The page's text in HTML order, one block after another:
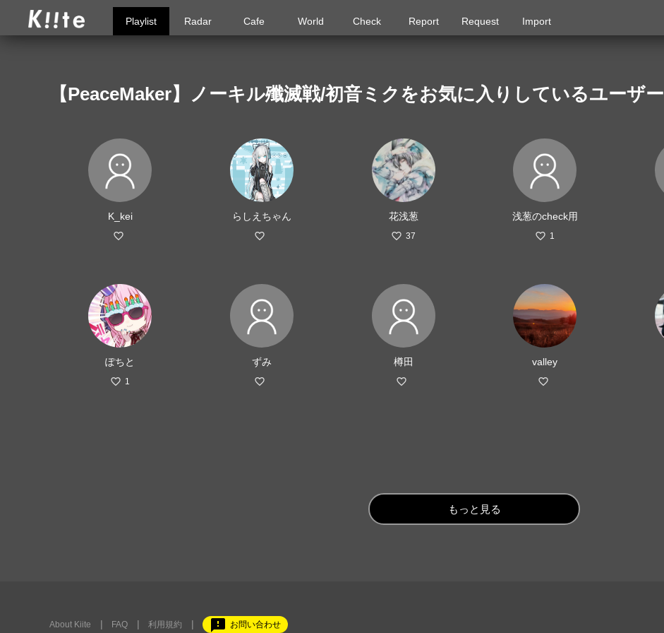
Playlist Radar Cafe World Check Report Request Import
【PeaceMaker】ノーキル殲滅戦/初音ミクをお気に入りしているユーザー
K_kei らしえちゃん 花浅葱
37
浅葱のcheck用
1
ぽちと
1
ずみ 樽田 valley
もっと見る
About Kiite FAQ 利用規約 feedback お問い合わせ